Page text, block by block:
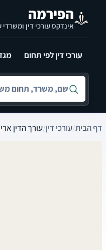
הפירמה
אינדקס עורכי דין ומשרדי
עורכי דין לפי תחום
חיפוש לפי שם, משרד,
דף הבית/עורכי דין/עורך הדין